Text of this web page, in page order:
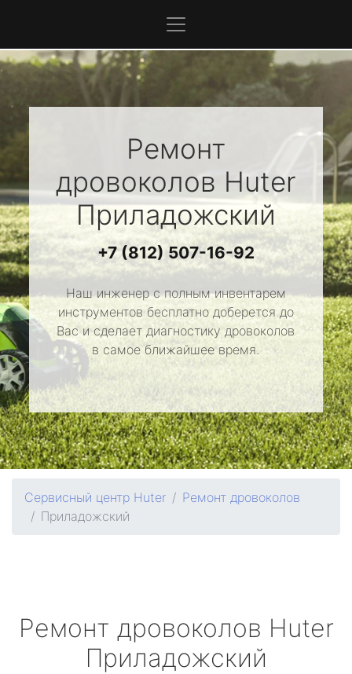
Ремонт
дровоколов Huter
Приладожский
+7 (812) 507-16-92
Наш инженер с полным инвентарем
инструментов бесплатно доберется до
Вас и сделает диагностику дровоколов
в самое ближайшее время.
Сервисный центр Huter
Ремонт дровоколов
Приладожский
Ремонт дровоколов Huter
Приладожский